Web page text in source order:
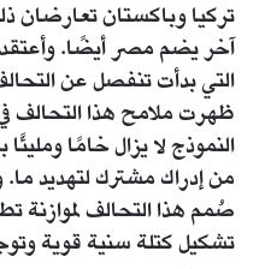
تركيا وباكستان تعارضان
آخر يضم مصر أيضًا. وأعتقد
التي بدأت تنفصل عن
ظهرت ملامح هذا التحالف
النموذج لا يزال خامًا
من إدراك مشترك لتهديد
صُمم هذا التحالف لموازنة
تشكيل كتلة سنية قوية